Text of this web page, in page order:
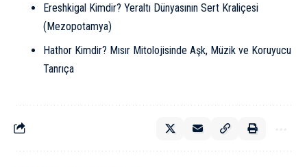
Ereshkigal Kimdir? Yeraltı Dünyasının Sert Kraliçesi
(Mezopotamya)
Hathor Kimdir? Mısır Mitolojisinde Aşk, Müzik ve Koruyucu
Tanrıça